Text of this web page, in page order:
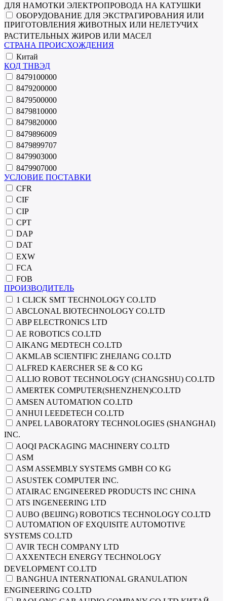
ДЛЯ НАМОТКИ ЭЛЕКТРОПРОВОДА НА КАТУШКИ
ОБОРУДОВАНИЕ ДЛЯ ЭКСТРАГИРОВАНИЯ ИЛИ
ПРИГОТОВЛЕНИЯ ЖИВОТНЫХ ИЛИ НЕЛЕТУЧИХ
РАСТИТЕЛЬНЫХ ЖИРОВ ИЛИ МАСЕЛ
СТРАНА ПРОИСХОЖДЕНИЯ
Китай
КОД ТНВЭД
8479100000
8479200000
8479500000
8479810000
8479820000
8479896009
8479899707
8479903000
8479907000
УСЛОВИЕ ПОСТАВКИ
CFR
CIF
CIP
CPT
DAP
DAT
EXW
FCA
FOB
ПРОИЗВОДИТЕЛЬ
1 CLICK SMT TECHNOLOGY CO.LTD
ABCLONAL BIOTECHNOLOGY CO.LTD
ABP ELECTRONICS LTD
AE ROBOTICS CO.LTD
AIKANG MEDTECH CO.LTD
AKMLAB SCIENTIFIC ZHEJIANG CO.LTD
ALFRED KAERCHER SE & CO KG
ALLIO ROBOT TECHNOLOGY (CHANGSHU) CO.LTD
AMERTEK COMPUTER(SHENZHEN)CO.LTD
AMSEN AUTOMATION СО.LTD
ANHUI LEEDETECH CO.LTD
ANPEL LABORATORY TECHNOLOGIES (SHANGHAI)
INC.
AOQI PACKAGING MACHINERY CO.LTD
ASM
ASM ASSEMBLY SYSTEMS GMBH CO KG
ASUSTEK COMPUTER INC.
ATAIRAC ENGINEERED PRODUCTS INC CHINA
ATS INGENEERING LTD
AUBO (BEIJING) ROBOTICS TECHNOLOGY CO.LTD
AUTOMATION OF EXQUISITE AUTOMOTIVE
SYSTEMS CO.LTD
AVIR TECH COMPANY LTD
AXXENTECH ENERGY TECHNOLOGY
DEVELOPMENT CO.LTD
BANGHUA INTERNATIONAL GRANULATION
ENGINEERING CO.LTD